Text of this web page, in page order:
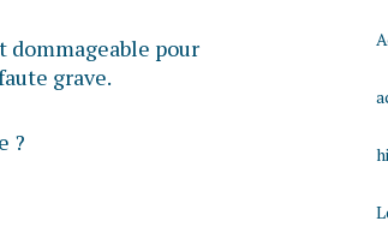
dommageable pour
grave.
?